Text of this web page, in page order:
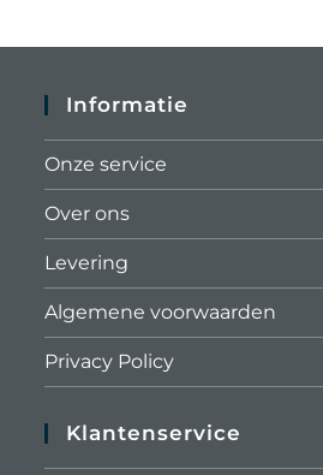
Informatie
Onze service
Over ons
Levering
Algemene voorwaarden
Privacy Policy
Klantenservice